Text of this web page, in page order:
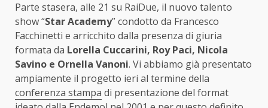
Parte stasera, alle 21 su RaiDue, il nuovo talento
show “Star Academy” condotto da Francesco
Facchinetti e arricchito dalla presenza di giuria
formata da Lorella Cuccarini, Roy Paci, Nicola
Savino e Ornella Vanoni. Vi abbiamo già presentato
ampiamente il progetto ieri al termine della
conferenza stampa di presentazione del format